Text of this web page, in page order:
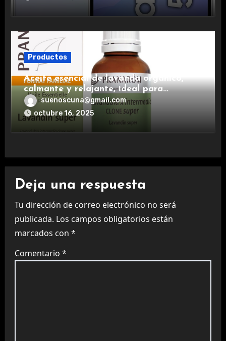
Productos
Aceite esencial de lavanda orgánico,
calmante y relajante, ideal para
aromaterapia.
suenoscuna@gmail.com
octubre 16, 2025
Deja una respuesta
Tu dirección de correo electrónico no será
publicada. Los campos obligatorios están
marcados con *
Comentario *